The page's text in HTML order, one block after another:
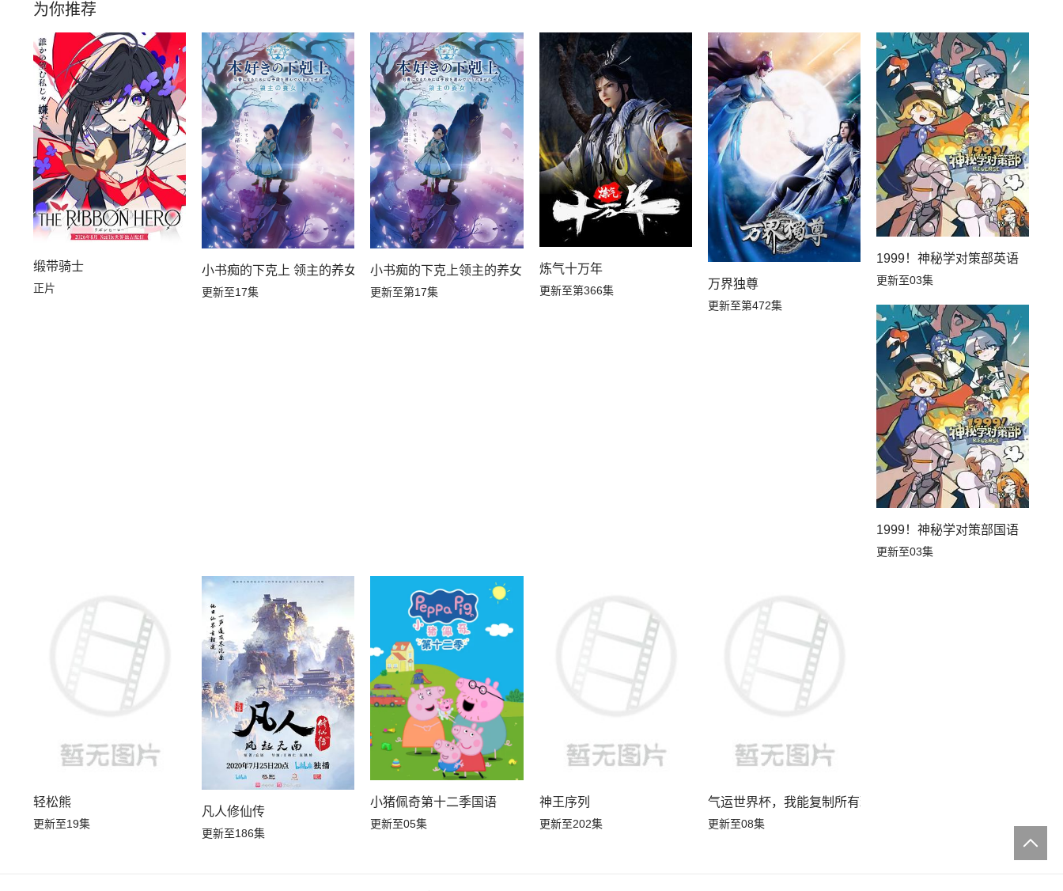
为你推荐
缎带骑士
正片
小书痴的下克上 领主的养女
更新至17集
小书痴的下克上领主的养女
更新至第17集
炼气十万年
更新至第366集 万界独尊
更新至第472集
1999！神秘学对策部英语
更新至03集
1999！神秘学对策部国语
更新至03集
轻松熊
更新至19集
凡人修仙传
更新至186集
小猪佩奇第十二季国语
更新至05集
神王序列
更新至202集
气运世界杯，我能复制所有球星技能
更新至08集